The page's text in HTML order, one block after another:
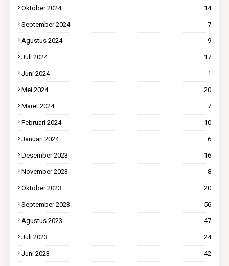
Oktober 2024 14
September 2024 7
Agustus 2024 9
Juli 2024 17
Juni 2024 1
Mei 2024 20
Maret 2024 7
Februari 2024 10
Januari 2024 6
Desember 2023 16
November 2023 8
Oktober 2023 20
September 2023 56
Agustus 2023 47
Juli 2023 24
Juni 2023 42